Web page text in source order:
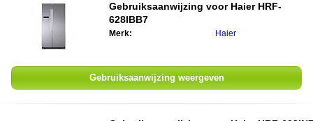
Gebruiksaanwijzing voor Haier HRF-
628IBB7
Merk: Haier
Gebruiksaanwijzing weergeven